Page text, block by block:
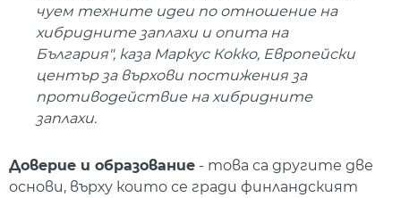
чуем техните идеи по отношение на
хибридните заплахи и опита на
България", каза Маркус Кокко, Европейски
център за върхови постижения за
противодействие на хибридните
заплахи.
Доверие и образование - това са другите две
основи, върху които се гради финландският